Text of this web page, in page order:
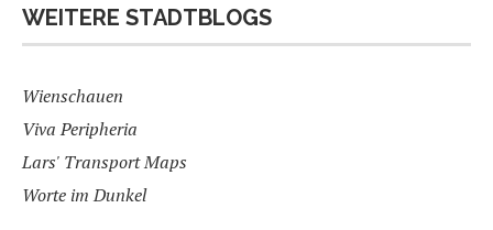
WEITERE STADTBLOGS
Wienschauen
Viva Peripheria
Lars' Transport Maps
Worte im Dunkel